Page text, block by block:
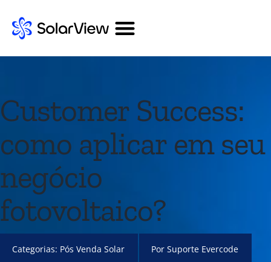
Customer Success:
como aplicar em seu
negócio
fotovoltaico?
Categorias: Pós Venda Solar Por Suporte Evercode